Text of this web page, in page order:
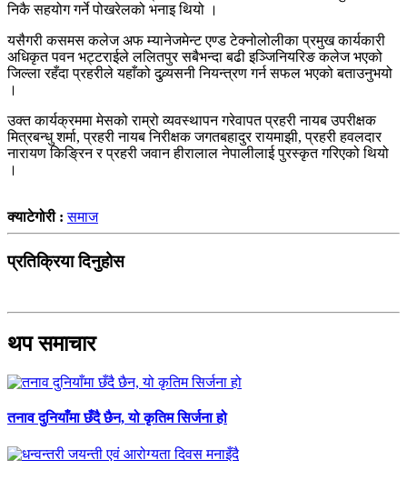
निकै सहयोग गर्ने पोखरेलको भनाइ थियो ।
यसैगरी कसमस कलेज अफ म्यानेजमेन्ट एण्ड टेक्नोलोलीका प्रमुख कार्यकारी
अधिकृत पवन भट्टराईले ललितपुर सबैभन्दा बढी इञ्जिनियरिङ कलेज भएको
जिल्ला रहँदा प्रहरीले यहाँको दुव्र्यसनी नियन्त्रण गर्न सफल भएको बताउनुभयो
।
उक्त कार्यक्रममा मेसको राम्रो व्यवस्थापन गरेवापत प्रहरी नायब उपरीक्षक
मित्रबन्धु शर्मा, प्रहरी नायब निरीक्षक जगतबहादुर रायमाझी, प्रहरी हवलदार
नारायण किङ्रिन र प्रहरी जवान हीरालाल नेपालीलाई पुरस्कृत गरिएको थियो
।
क्याटेगोरी :समाज
प्रतिक्रिया दिनुहोस
थप समाचार
तनाव दुनियाँमा छँदै छैन, यो कृतिम सिर्जना हो